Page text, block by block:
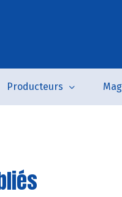
Producteurs